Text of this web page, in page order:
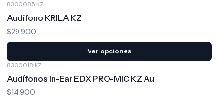
8300085|KZ
Audífono KRILA KZ
$29.900
Ver opciones
8300018|KZ
Audífonos In-Ear EDX PRO-MIC KZ Au
$14.900